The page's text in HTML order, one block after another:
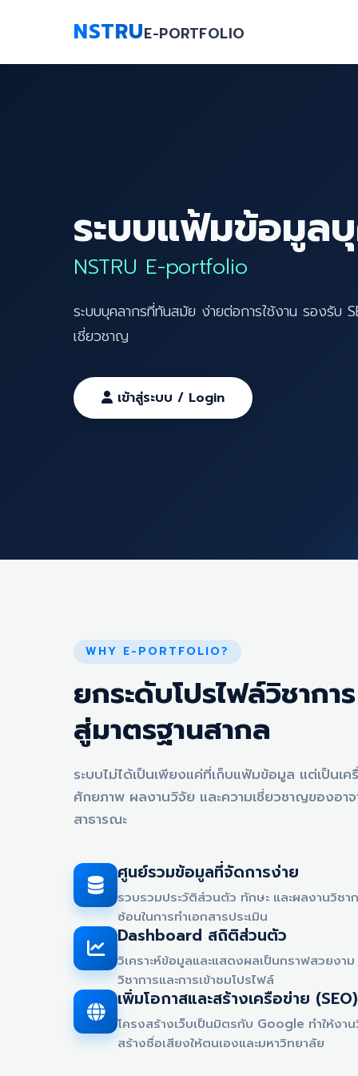
NSTRUE-PORTFOLIO
ระบบแฟ้มข้อมูล
NSTRU E-portfolio
ระบบบุคลากรที่ทันสมัย ง่ายต่อการใช้งาน รองรับ
เชี่ยวชาญ
เข้าสู่ระบบ / Login
WHY E-PORTFOLIO?
ยกระดับโปรไฟล์วิชาการ
สู่มาตรฐานสากล
ระบบไม่ได้เป็นเพียงแค่ที่เก็บแฟ้มข้อมูล แต่เป็นเ
ศักยภาพ ผลงานวิจัย และความเชี่ยวชาญของอา
สาธารณะ
ศูนย์รวมข้อมูลที่จัดการง่าย
รวบรวมประวัติส่วนตัว ทักษะ และผลงานวิชา
ซ้อนในการทำเอกสารประเมิน
Dashboard สถิติส่วนตัว
วิเคราะห์ข้อมูลและแสดงผลเป็นกราฟสวยงา
วิชาการและการเข้าชมโปรไฟล์
เพิ่มโอกาสและสร้างเครือข่าย (SEO)
โครงสร้างเว็บเป็นมิตรกับ Google ทำให้ง
สร้างชื่อเสียงให้ตนเองและมหาวิทยาลัย